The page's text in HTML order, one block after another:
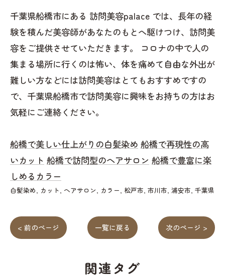
千葉県船橋市にある 訪問美容palace では、長年の経
験を積んだ美容師があなたのもとへ駆けつけ、訪問美
容をご提供させていただきます。 コロナの中で人の
集まる場所に行くのは怖い、体を痛めて自由な外出が
難しい方などには訪問美容はとてもおすすめですの
で、千葉県船橋市で訪問美容に興味をお持ちの方はお
気軽にご連絡ください。
船橋で美しい仕上がりの白髪染め 船橋で再現性の高
いカット 船橋で訪問型のヘアサロン 船橋で豊富に楽
しめるカラー
白髪染め カット ヘアサロン カラー 松戸市 市川市 浦安市 千葉県
< 前のページ 一覧に戻る 次のページ >
関連タグ